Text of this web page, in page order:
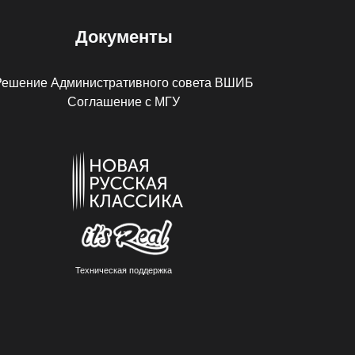
Документы
Административного совета ВШИБ
Соглашение с МГУ
Техническая поддержка